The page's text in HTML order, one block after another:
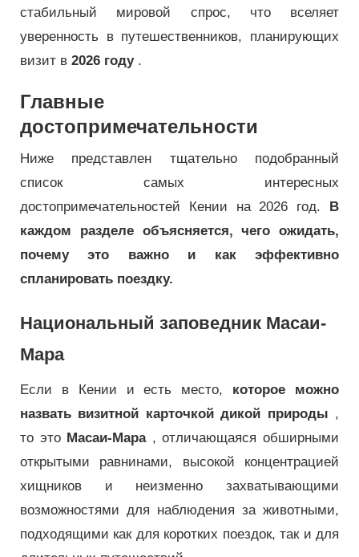
стабильный мировой спрос, что вселяет
уверенность в путешественников, планирующих
визит в 2026 году.
Главные
достопримечательности
Ниже представлен тщательно подобранный
список самых интересных
достопримечательностей Кении на 2026 год.
В
каждом разделе объясняется, чего ожидать,
почему это важно и как эффективно
спланировать поездку.
Национальный заповедник Масаи-
Мара
Если в Кении и есть место, которое можно
назвать визитной карточкой дикой природы ,
то это Масаи-Мара, отличающаяся обширными
открытыми равнинами, высокой концентрацией
хищников и неизменно захватывающими
возможностями для наблюдения за животными,
подходящими как для коротких поездок, так и для